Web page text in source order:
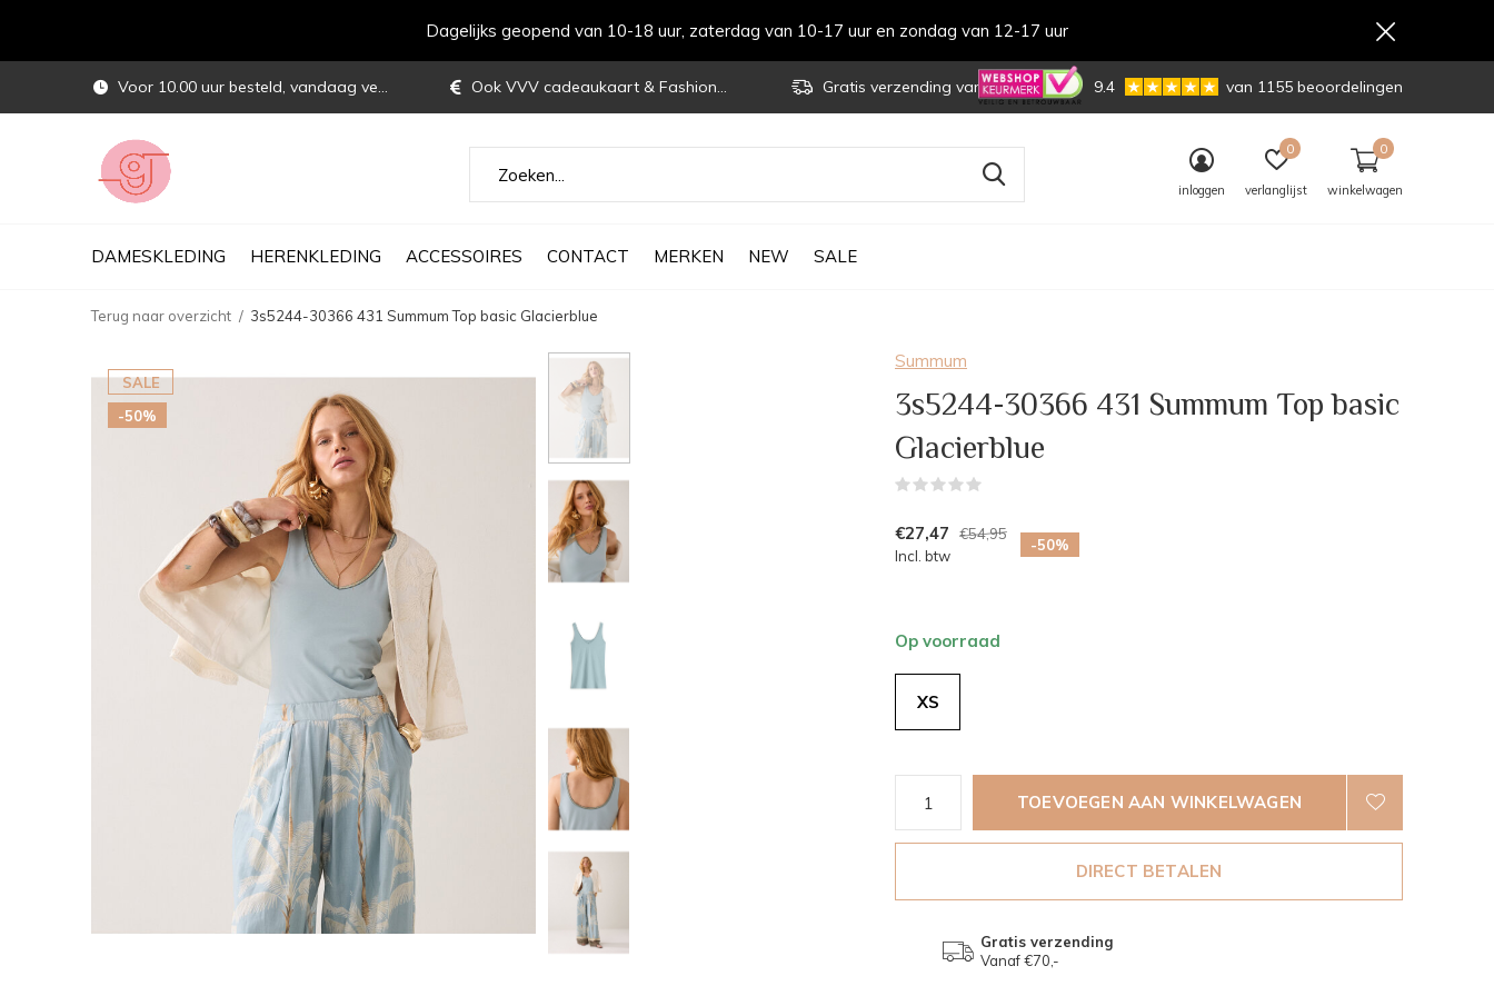
DAMESKLEDING HERENKLEDING ACCESSOIRES CONTACT MERKEN NEW SALE
inloggen verlanglijst
0
winkelwagen
0
Voor 10.00 uur besteld, vandaag verstuurd Ook VVV cadeaukaart & Fashioncheque Gratis verzending vanaf € 70,- 9.4 van 1155 beoordelingen
Dagelijks geopend van 10-18 uur, zaterdag van 10-17 uur en zondag van 12-17 uur
Terug naar overzicht 3s5244-30366 431 Summum Top basic Glacierblue
SALE
-50%
Summum
3s5244-30366 431 Summum Top basic
Glacierblue
€27,47
€54,95
Incl. btw
-50%
Op voorraad
XS
TOEVOEGEN AAN WINKELWAGEN
DIRECT BETALEN
Gratis verzending
Vanaf €70,-